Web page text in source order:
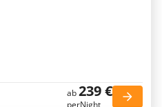
ab239 €
perNight